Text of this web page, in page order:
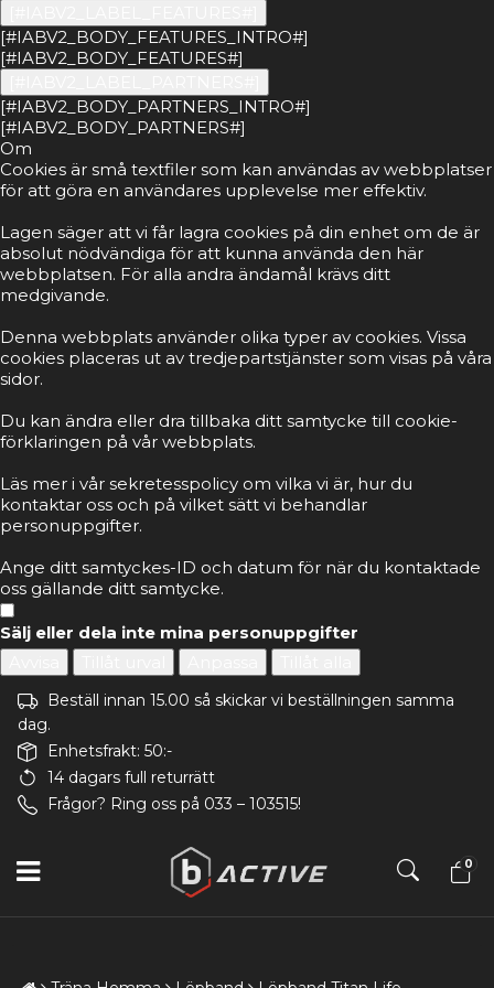
[#IABV2_BODY_FEATURES_INTRO#]
[#IABV2_BODY_FEATURES#]
[#IABV2_BODY_PARTNERS_INTRO#]
[#IABV2_BODY_PARTNERS#]
Om
Cookies är små textfiler som kan användas av webbplatser
för att göra en användares upplevelse mer effektiv.
Lagen säger att vi får lagra cookies på din enhet om de är
absolut nödvändiga för att kunna använda den här
webbplatsen. För alla andra ändamål krävs ditt
medgivande.
Denna webbplats använder olika typer av cookies. Vissa
cookies placeras ut av tredjepartstjänster som visas på våra
sidor.
Du kan ändra eller dra tillbaka ditt samtycke till cookie-
förklaringen på vår webbplats.
Läs mer i vår sekretesspolicy om vilka vi är, hur du
kontaktar oss och på vilket sätt vi behandlar
personuppgifter.
Ange ditt samtyckes-ID och datum för när du kontaktade
oss gällande ditt samtycke.
Sälj eller dela inte mina personuppgifter
Beställ innan 15.00 så skickar vi beställningen samma
dag.
Enhetsfrakt: 50:-
14 dagars full returrätt
Frågor? Ring oss på 033 – 103515!
0